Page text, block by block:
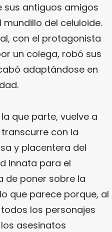
antiguos amigos
del celuloide.
con el protagonista
un colega, robó sus
adaptándose en
que parte, vuelve a
con la
y placentera del
innata para el
de poner sobre la
que parece porque, al
los personajes
asesinatos